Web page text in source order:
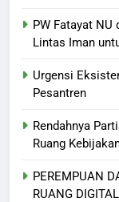
PW Fatayat NU
Lintas Iman
Urgensi
Pesantren
Rendahnya
Ruang
PEREMPUAN
RUANG DIGITAL